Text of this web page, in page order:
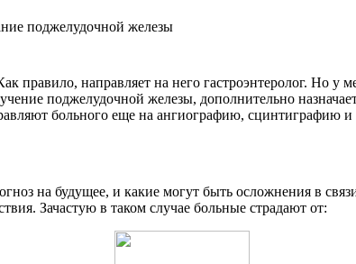
правило, направляет на него гастроэнтеролог. Но у
поджелудочной железы, дополнительно
больного еще на ангиографию, сцинтиграфию
на будущее, и какие могут быть осложнения в
Зачастую в таком случае больные страдают от: